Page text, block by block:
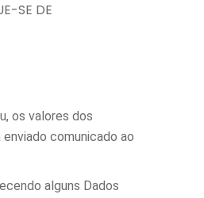
SE DE
os valores dos
comunicado ao
alguns Dados